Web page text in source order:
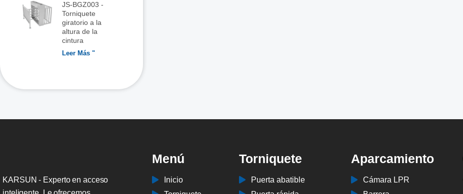
JS-BGZ003 -
Torniquete
giratorio a la
altura de la
cintura
Leer Más "
KARSUN - Experto en acceso
Menú
Inicio
Torniquete
Puerta abatible
Aparcamiento
Cámara LPR